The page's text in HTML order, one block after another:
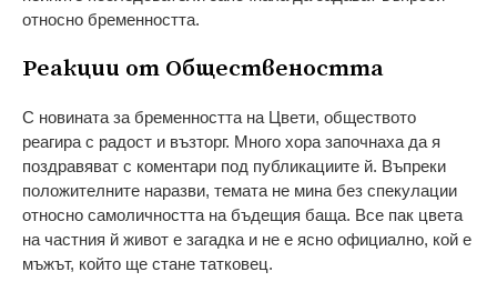
относно бременността.
Реакции от Обществеността
С новината за бременността на Цвети, обществото
реагира с радост и възторг. Много хора започнаха да я
поздравяват с коментари под публикациите й. Въпреки
положителните наразви, темата не мина без спекулации
относно самоличността на бъдещия баща. Все пак цвета
на частния й живот е загадка и не е ясно официално, кой е
мъжът, който ще стане татковец.